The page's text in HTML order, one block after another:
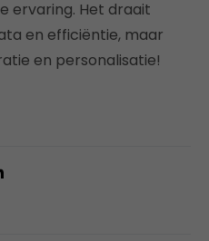
ervaring. Het draait
en efficiëntie, maar
en personalisatie!